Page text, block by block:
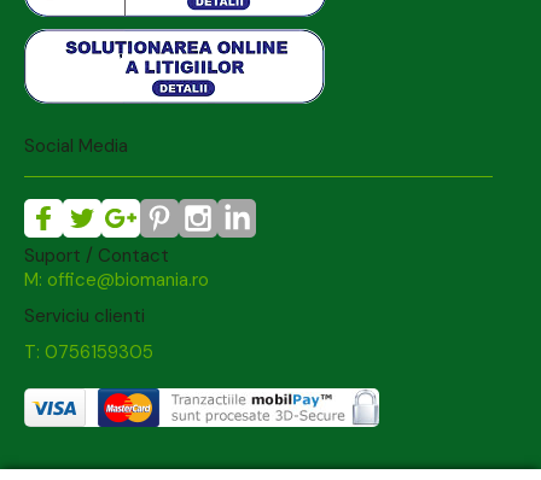
Social Media
Suport / Contact
M: office@biomania.ro
Serviciu clienti
T: 0756159305